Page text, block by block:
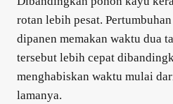
rotan lebih pesat.
dipanen memakan waktu dua
tersebut lebih cepat
menghabiskan waktu mulai
lamanya.